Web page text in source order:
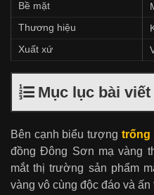
Bề mặt
Thương hiệu
Xuất xứ
Mục lục bài viết
Bên cạnh biểu tượngtrống
đồng Đông Sơn mạ vàng
mắt thị trường sản phẩm
vàng vô cùng độc đáo và